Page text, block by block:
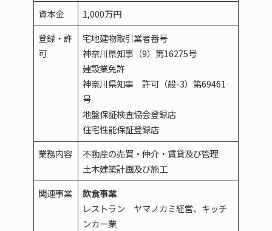
資本金
1,000万円
登録・許
可
宅地建物取引業者番号
神奈川県知事（9）第16275号
建設業免許
神奈川県知事 許可（般-3）第69461
号
地盤保証検査協会登録店
住宅性能保証登録店
業務内容
不動産の売買・仲介・賃貸及び管理
土木建築計画及び施工
関連事業
飲食事業
レストラン ヤマノカミ経営、キッチ
ンカー業